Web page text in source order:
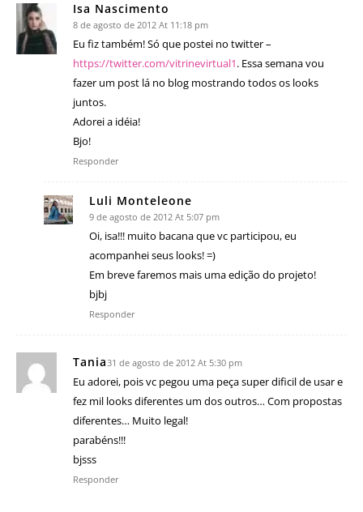
Isa Nascimento
8 de agosto de 2012 At 11:18 pm
Eu fiz também! Só que postei no twitter –
https://twitter.com/vitrinevirtual1. Essa semana vou
fazer um post lá no blog mostrando todos os looks
juntos.
Adorei a idéia!
Bjo!
Responder
Luli Monteleone
9 de agosto de 2012 At 5:07 pm
Oi, isa!!! muito bacana que vc participou, eu
acompanhei seus looks! =)
Em breve faremos mais uma edição do projeto!
bjbj
Responder
Tania31 de agosto de 2012 At 5:30 pm
Eu adorei, pois vc pegou uma peça super dificil de usar e
fez mil looks diferentes um dos outros… Com propostas
diferentes… Muito legal!
parabéns!!!
bjsss
Responder